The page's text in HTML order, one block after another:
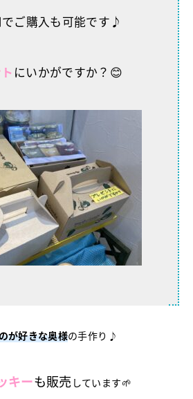
ご購入も可能です♪
にいかがですか？😊
が好きな奥様の手作り♪
キーも販売 しています🌱